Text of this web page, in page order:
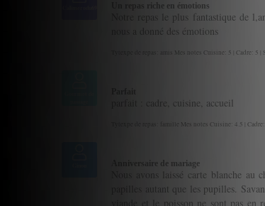
Un repas riche en émotions
Notre repas le plus fantastique de
nous a donné des émotions
Tytexpe de repas: amis Mes notes Cuisine: 5 | Cadre: 5
parfait : cadre, cuisine, accueil
Tytexpe de repas: famille Mes notes Cuisine: 4.5 |
Anniversaire de mariage
Nous avons laissé carte blanche
papilles autant que les pupilles.
viande et le poisson ne sont pas